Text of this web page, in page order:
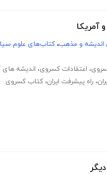
آمریکا
اندیشه و مذهب، کتاب‌های علوم
، اعتقادات کسروی، اندیشه
، راه پیشرفت ایران، کتاب کسروی